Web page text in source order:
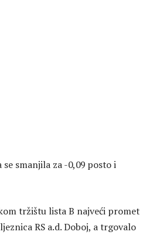
smanjila za -0,09 posto i
tržištu lista B najveći promet
RS a.d. Doboj, a trgovalo